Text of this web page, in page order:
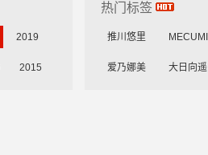
2019
2015
热门标签
推川悠里 MECUMI
爱乃娜美 大日向遥